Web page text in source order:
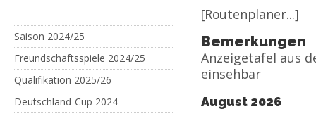
Saison 2024/25
Freundschaftsspiele 2024/25
Qualifikation 2025/26
Deutschland-Cup 2024
[Routenplaner...]
Bemerkungen
Anzeigetafel aus
einsehbar
August 2026